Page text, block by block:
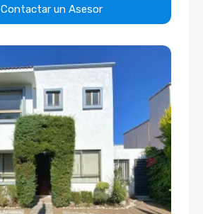
Contactar un Asesor